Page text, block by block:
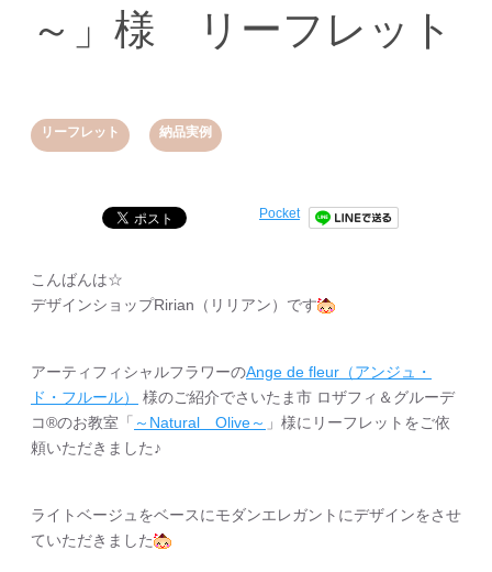
リーフレット 納品実例
～」様 リーフレット
Pocket
こんばんは☆
デザインショップRirian（リリアン）です
アーティフィシャルフラワーのAnge de fleur（アンジュ・
ド・フルール）
様のご紹介でさいたま市 ロザフィ＆グルーデ
コ®のお教室「 ～Natural Olive～ 」様にリーフレットをご依
頼いただきました♪
ライトベージュをベースにモダンエレガントにデザインをさせ
ていただきました